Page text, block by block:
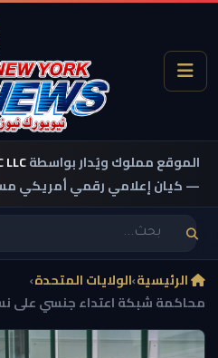
الموقع مملوك ويُدار بواسطةLLC
— كيان إعلامي رقمي أمريكي
الرئيسية›الولايات المتحدة›
محاكمة شبكة اعتداء جنسي على